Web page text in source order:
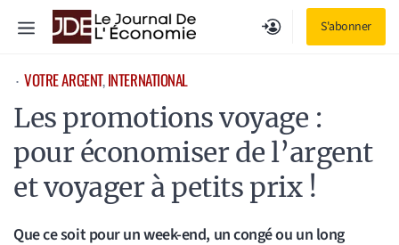
S'abonner
Menu
⋅ VOTRE ARGENT, INTERNATIONAL
Les promotions voyage :
pour économiser de l’argent
et voyager à petits prix !
Que ce soit pour un week-end, un congé ou un long